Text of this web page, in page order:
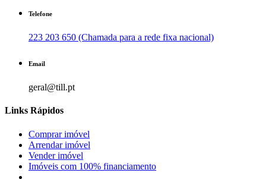
Telefone
223 203 650 (Chamada para a rede fixa nacional)
Email
geral@till.pt
Links Rápidos
Comprar imóvel
Arrendar imóvel
Vender imóvel
Imóveis com 100% financiamento